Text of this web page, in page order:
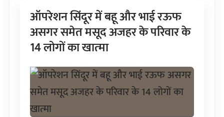
ऑपरेशन सिंदूर में बहू और भाई रऊफ
असगर समेत मसूद अजहर के परिवार के
14 लोगों का खात्‍मा